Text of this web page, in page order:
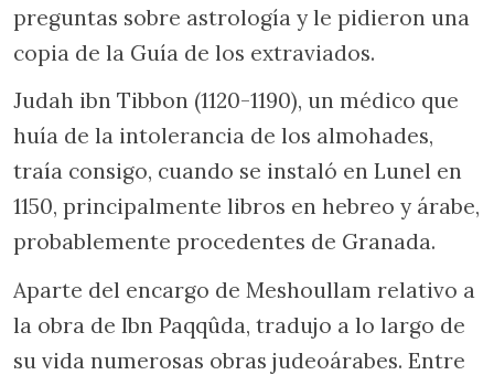
preguntas sobre astrología y le pidieron una
copia de la Guía de los extraviados.
Judah ibn Tibbon (1120-1190), un médico que
huía de la intolerancia de los almohades,
traía consigo, cuando se instaló en Lunel en
1150, principalmente libros en hebreo y árabe,
probablemente procedentes de Granada.
Aparte del encargo de Meshoullam relativo a
la obra de Ibn Paqqûda, tradujo a lo largo de
su vida numerosas obras judeoárabes. Entre